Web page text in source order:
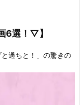
6選！▽】
過ちと！」の驚きの